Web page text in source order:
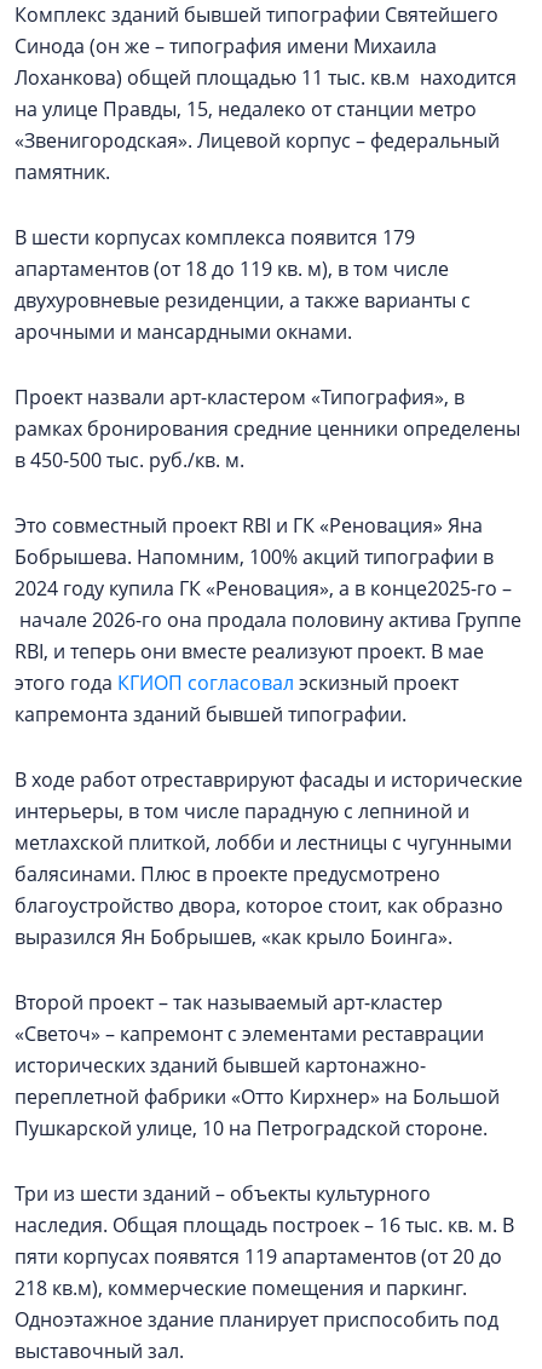
Комплекс зданий бывшей типографии Святейшего
Синода (он же – типография имени Михаила
Лоханкова) общей площадью 11 тыс. кв.м находится
на улице Правды, 15, недалеко от станции метро
«Звенигородская». Лицевой корпус – федеральный
памятник.
В шести корпусах комплекса появится 179
апартаментов (от 18 до 119 кв. м), в том числе
двухуровневые резиденции, а также варианты с
арочными и мансардными окнами.
Проект назвали арт-кластером «Типография», в
рамках бронирования средние ценники определены
в 450-500 тыс. руб./кв. м.
Это совместный проект RBI и ГК «Реновация» Яна
Бобрышева. Напомним, 100% акций типографии в
2024 году купила ГК «Реновация», а в конце2025-го –
начале 2026-го она продала половину актива Группе
RBI, и теперь они вместе реализуют проект. В мае
этого года КГИОП согласовал эскизный проект
капремонта зданий бывшей типографии.
В ходе работ отреставрируют фасады и исторические
интерьеры, в том числе парадную с лепниной и
метлахской плиткой, лобби и лестницы с чугунными
балясинами. Плюс в проекте предусмотрено
благоустройство двора, которое стоит, как образно
выразился Ян Бобрышев, «как крыло Боинга».
Второй проект – так называемый арт-кластер
«Светоч» – капремонт с элементами реставрации
исторических зданий бывшей картонажно-
переплетной фабрики «Отто Кирхнер» на Большой
Пушкарской улице, 10 на Петроградской стороне.
Три из шести зданий – объекты культурного
наследия. Общая площадь построек – 16 тыс. кв. м. В
пяти корпусах появятся 119 апартаментов (от 20 до
218 кв.м), коммерческие помещения и паркинг.
Одноэтажное здание планирует приспособить под
выставочный зал.